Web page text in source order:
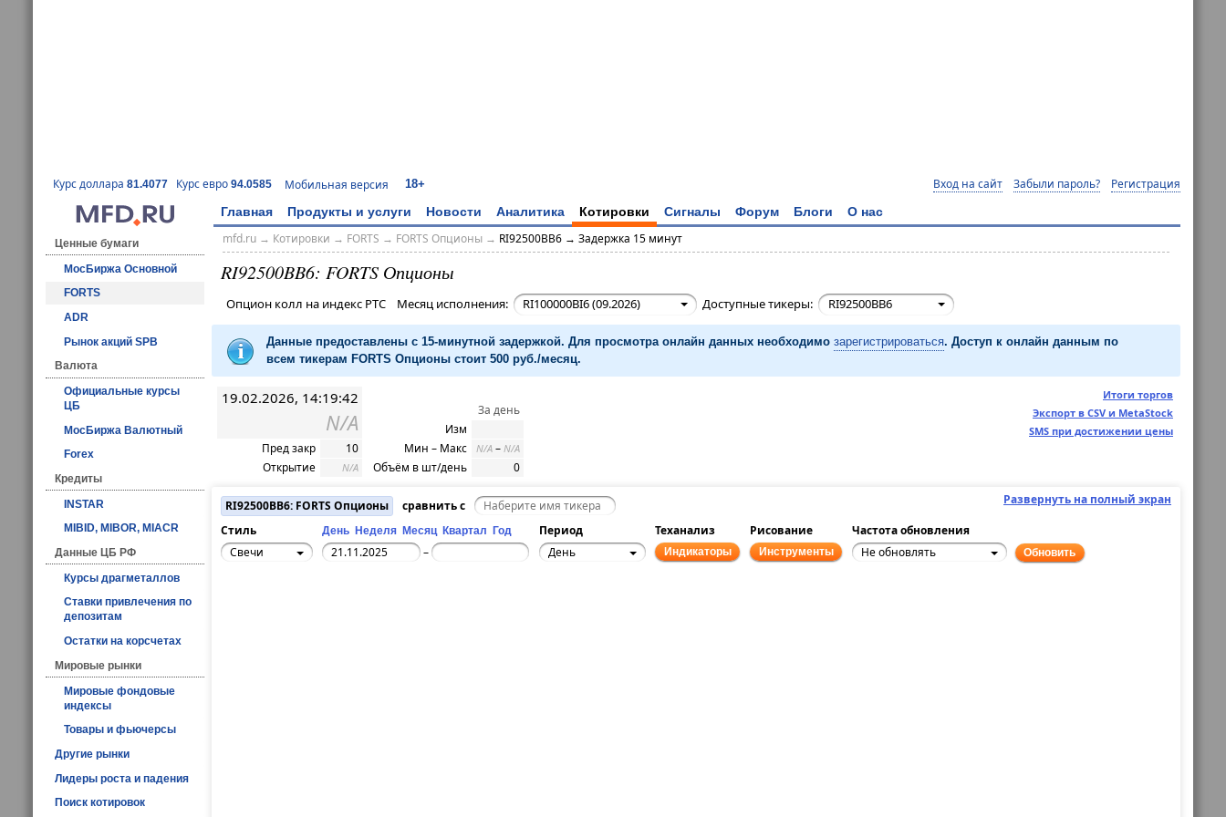
Курс доллара 81.4077 Курс евро 94.0585 Мобильная версия 18+ Вход на сайт Забыли пароль? Регистрация
Главная Продукты и услуги Новости Аналитика Котировки Сигналы Форум Блоги О нас
Ценные бумаги
МосБиржа Основной
FORTS
ADR
Рынок акций SPB
Валюта
Официальные курсы
ЦБ
МосБиржа Валютный
Forex
Кредиты
INSTAR
MIBID, MIBOR, MIACR
Данные ЦБ РФ
Курсы драгметаллов
Ставки привлечения по
депозитам
Остатки на корсчетах
Мировые рынки
Мировые фондовые
индексы
Товары и фьючерсы
Другие рынки
Лидеры роста и падения
Поиск котировок
mfd.ru→ Котировки → FORTS → FORTS Опционы→ RI92500BB6 → Задержка 15 минут
RI92500BB6: FORTS Опционы
Опцион колл на индекс РТС Месяц исполнения: RI100000BI6 (09.2026) Доступные тикеры: RI92500BB6
Данные предоставлены с 15-минутной задержкой. Для просмотра онлайн данных необходимо зарегистрироваться. Доступ к онлайн данным по
всем тикерам FORTS Опционы стоит 500 руб./месяц.
Итоги торгов
Экспорт в CSV и MetaStock
SMS при достижении цены
19.02.2026, 14:19:42
N/A
Пред закр
10
Открытие
N/A
За день
Изм
Мин – Макс
N/A – N/A
Объём в шт/день 0
Развернуть на полный экран
RI92500BB6: FORTS Опционы
сравнить с
Стиль
День Неделя Месяц Квартал Год Период Теханализ Рисование
Частота обновления
Свечи
– День Индикаторы Инструменты Не обновлять Обновить